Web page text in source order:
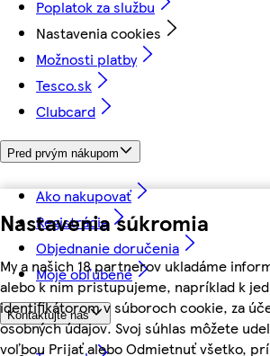
Nastavenia súkromia
My a našich 18 partnerov ukladáme
alebo k nim pristupujeme, napríklad k
identifikátorom v súboroch cookie, za
osobných údajov. Svoj súhlas môžete
voľbou Prijať alebo Odmietnuť všetko,
Poplatok za službu
Nastavenia cookies
Možnosti platby
Tesco.sk
Clubcard
Pred prvým nákupom
Ako nakupovať
Registrácia
Objednanie doručenia
Moje obľúbené
Kontaktujte nás